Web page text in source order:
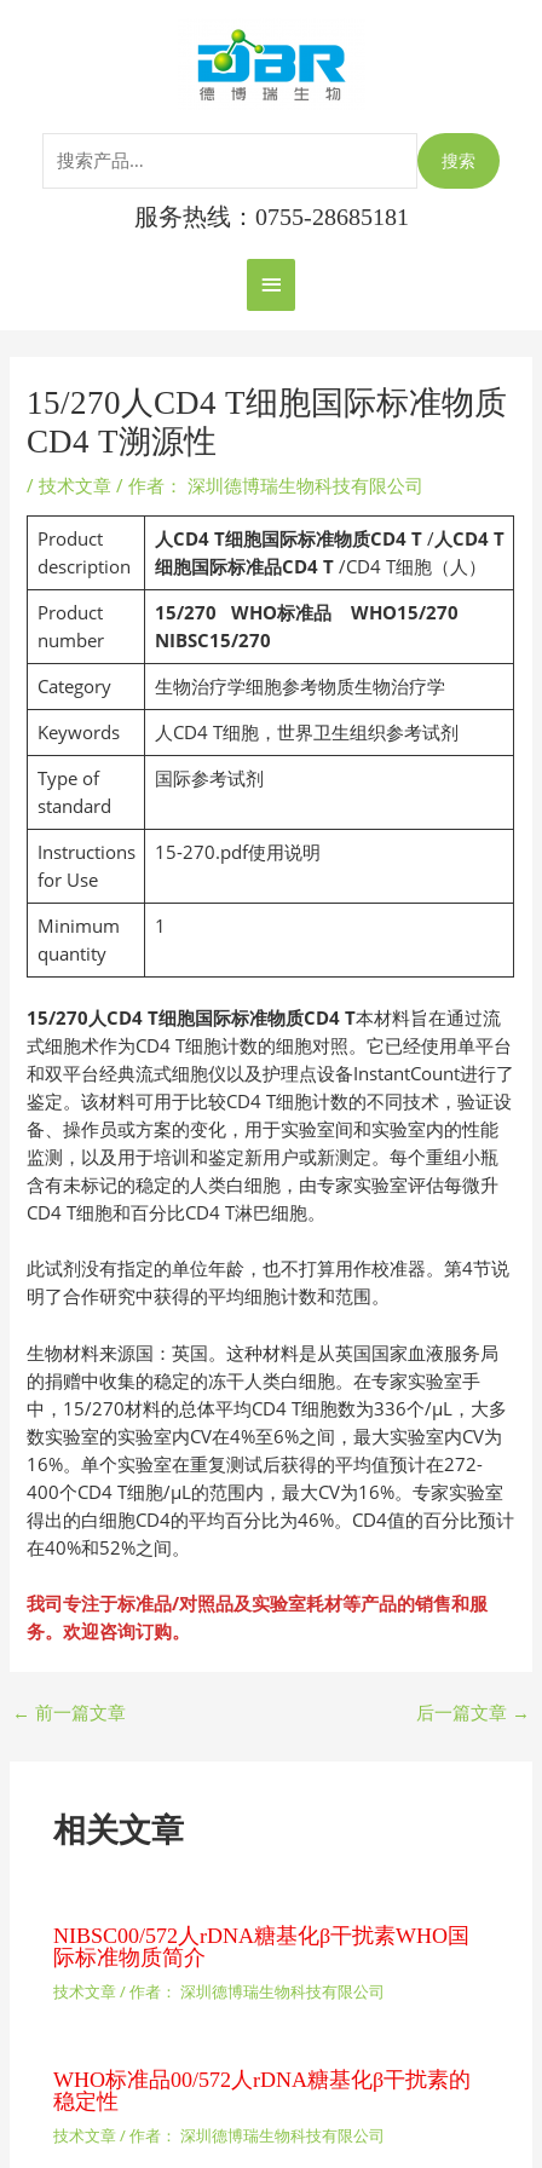
主
菜
单
搜索
服务热线：0755-28685181
15/270人CD4 T细胞国际标准物质
CD4 T溯源性
/技术文章 / 作者： 深圳德博瑞生物科技有限公司
Product
description
人CD4 T细胞国际标准物质CD4 T/人CD4 T
细胞国际标准品CD4 T/CD4 T细胞（人）
Product
number
15/270 WHO标准品 WHO15/270
NIBSC15/270
Category
生物治疗学细胞参考物质生物治疗学
Keywords
人CD4 T细胞，世界卫生组织参考试剂
Type of
standard
国际参考试剂
Instructions
for Use
15-270.pdf使用说明
Minimum
quantity
1
15/270人CD4 T细胞国际标准物质CD4 T本材料旨在通过流
式细胞术作为CD4 T细胞计数的细胞对照。它已经使用单平台
和双平台经典流式细胞仪以及护理点设备InstantCount进行了
鉴定。该材料可用于比较CD4 T细胞计数的不同技术，验证设
备、操作员或方案的变化，用于实验室间和实验室内的性能
监测，以及用于培训和鉴定新用户或新测定。每个重组小瓶
含有未标记的稳定的人类白细胞，由专家实验室评估每微升
CD4 T细胞和百分比CD4 T淋巴细胞。
此试剂没有指定的单位年龄，也不打算用作校准器。第4节说
明了合作研究中获得的平均细胞计数和范围。
生物材料来源国：英国。这种材料是从英国国家血液服务局
的捐赠中收集的稳定的冻干人类白细胞。在专家实验室手
中，15/270材料的总体平均CD4 T细胞数为336个/µL，大多
数实验室的实验室内CV在4%至6%之间，最大实验室内CV为
16%。单个实验室在重复测试后获得的平均值预计在272-
400个CD4 T细胞/µL的范围内，最大CV为16%。专家实验室
得出的白细胞CD4的平均百分比为46%。CD4值的百分比预计
在40%和52%之间。
我司专注于标准品/对照品及实验室耗材等产品的销售和服
务。欢迎咨询订购。
← 前一篇文章 后一篇文章 →
相关文章
NIBSC00/572人rDNA糖基化β干扰素WHO国
际标准物质简介
技术文章/ 作者： 深圳德博瑞生物科技有限公司
WHO标准品00/572人rDNA糖基化β干扰素的
稳定性
技术文章/ 作者： 深圳德博瑞生物科技有限公司